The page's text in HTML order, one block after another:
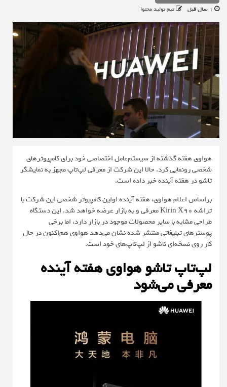
تیم تولید محتوا
هواوی هفته گذشته از سیستم‌عامل اختصاصی خود برای کامپیوترهای
شخصی رونمایی کرد. حالا این شرکت از معرفی لپ‌تاپ مجهز به نمایشگر
تاشو در هفته آینده خبر داده است.
براساس اعلام هواوی، هفته آینده اولین کامپیوتر شخصی این شرکت با
تراشه Kirin X90 معرفی و به بازار عرضه خواهد شد. این دستگاه
طراحی مشابه با سایر محصولات موجود در بازار دارد، اما برخی
پوسترهای تبلیغاتی منتشر شده نشان می‌دهد هواوی هم‌اکنون در حال
کار روی نسخه‌ای تاشو از لپ‌تاپ‌های خود است.
لپ‌تاپ تاشو هواوی هفته آینده
معرفی می‌شود